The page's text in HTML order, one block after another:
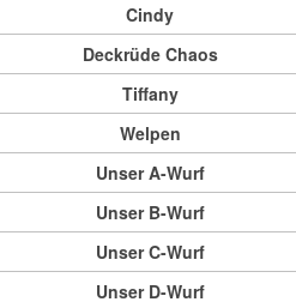
Cindy
Deckrüde Chaos
Tiffany
Welpen
Unser A-Wurf
Unser B-Wurf
Unser C-Wurf
Unser D-Wurf